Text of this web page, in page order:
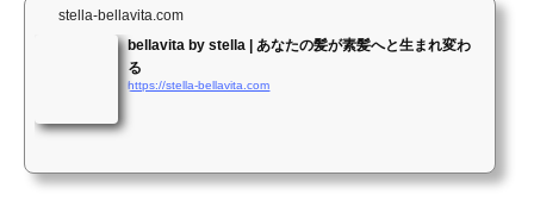
stella-bellavita.com
bellavita by stella | あなたの髪が素髪へと生まれ変わ
る
https://stella-bellavita.com